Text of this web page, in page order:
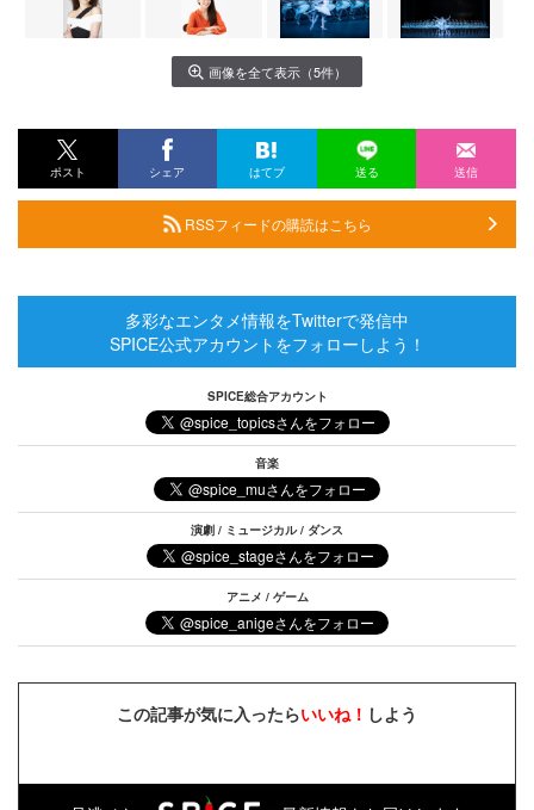
画像を全て表示（5件）
ポスト シェア はてブ 送る 送信
RSSフィードの購読はこちら
多彩なエンタメ情報をTwitterで発信中
SPICE公式アカウントをフォローしよう！
SPICE総合アカウント
音楽
演劇 / ミュージカル / ダンス
アニメ / ゲーム
この記事が気に入ったらいいね！ しよう